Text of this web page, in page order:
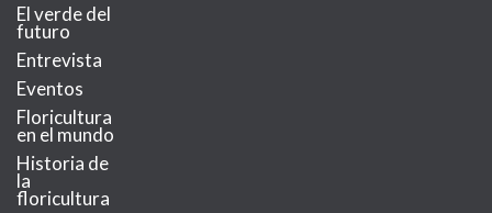
El verde del
futuro
Entrevista
Eventos
Floricultura
en el mundo
Historia de
la
floricultura